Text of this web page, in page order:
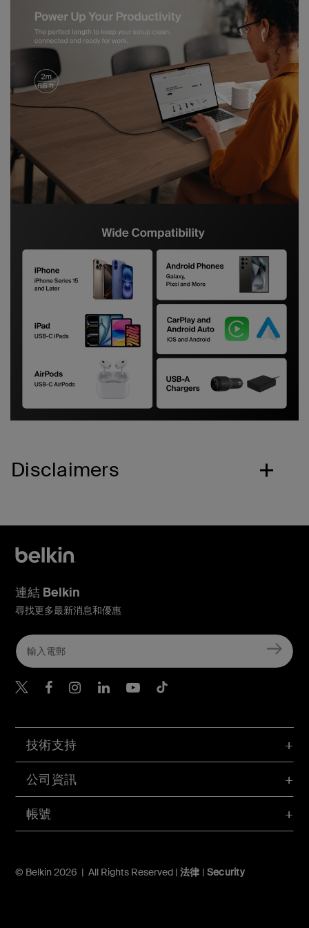
Disclaimers
帳號
技術支持
公司資訊
© Belkin 2026 | All Rights Reserved | 法律 | Security
連結 Belkin
尋找更多最新消息和優惠
Belkin Twitter
Belkin Hong Kong
Belkin Instagram
Belkin Hong Kong
Belkin Youtube
Belkin TikTok